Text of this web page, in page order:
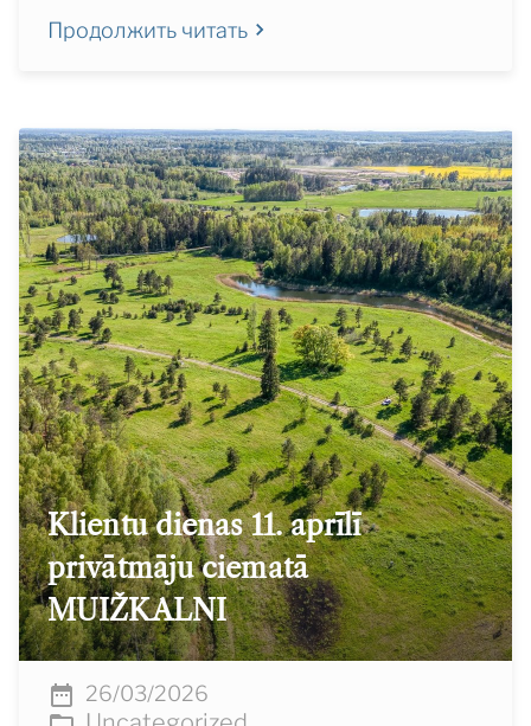
Продолжить читать
Klientu dienas 11. aprīlī
privātmāju ciematā
MUIŽKALNI
26/03/2026